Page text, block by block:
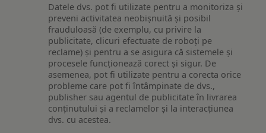
Datele dvs. pot fi utilizate pentru a monitoriza și
preveni activitatea neobișnuită și posibil
frauduloasă (de exemplu, cu privire la
publicitate, clicuri efectuate de roboți pe
reclame) și pentru a se asigura că sistemele și
procesele funcționează corect și sigur. De
asemenea, pot fi utilizate pentru a corecta orice
probleme care pot fi întâmpinate de dvs.,
publisher sau agentul de publicitate în livrarea
conținutului și a reclamelor și la interacțiunea
dvs. cu acestea.